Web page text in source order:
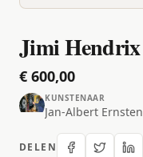
Jimi Hendrix
€ 600,00
KUNSTENAAR
Jan-Albert Ernsten
DELEN